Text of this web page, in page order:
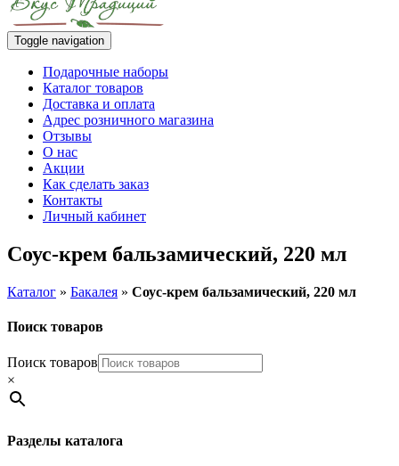
Toggle navigation
Подарочные наборы
Каталог товаров
Доставка и оплата
Адрес розничного магазина
Отзывы
О нас
Акции
Как сделать заказ
Контакты
Личный кабинет
Соус-крем бальзамический, 220 мл
Каталог » Бакалея » Соус-крем бальзамический, 220 мл
Поиск товаров
Поиск товаров
×
Разделы каталога